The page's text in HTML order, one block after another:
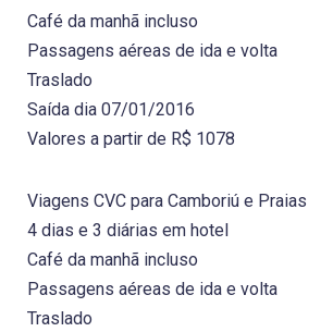
Café da manhã incluso
Passagens aéreas de ida e volta
Traslado
Saída dia 07/01/2016
Valores a partir de R$ 1078
Viagens CVC para Camboriú e Praias
4 dias e 3 diárias em hotel
Café da manhã incluso
Passagens aéreas de ida e volta
Traslado